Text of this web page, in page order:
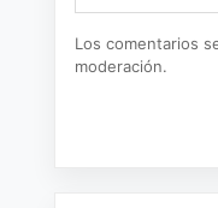
Los comentarios
moderación.